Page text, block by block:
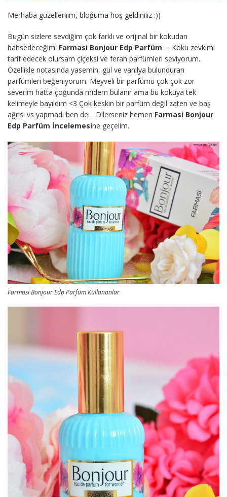
Merhaba güzelleriiim, bloğuma hoş geldiniiiz :))
Bugün sizlere sevdiğim çok farklı ve orijinal bir kokudan
bahsedeceğim: Farmasi Bonjour Edp Parfüm … Koku zevkimi
tarif edecek olursam çiçeksi ve ferah parfümleri seviyorum.
Özellikle notasında yasemin, gül ve vanilya bulunduran
parfümleri beğeniyorum. Meyveli bir parfümü çok çok zor
severim hatta çoğunda midem bulanır ama bu kokuya tek
kelimeyle bayıldım <3 Çok keskin bir parfüm değil zaten ve baş
ağrısı vs yapmadı ben de… Dilerseniz hemen Farmasi Bonjour
Edp Parfüm İncelemesine geçelim.
Farmasi Bonjour Edp Parfüm Kullananlar